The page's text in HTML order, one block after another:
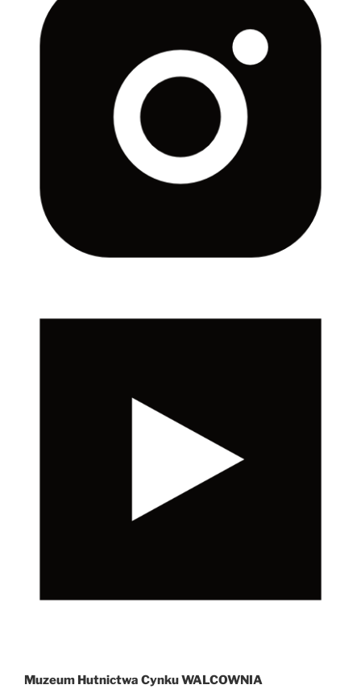
Muzeum Hutnictwa Cynku WALCOWNIA